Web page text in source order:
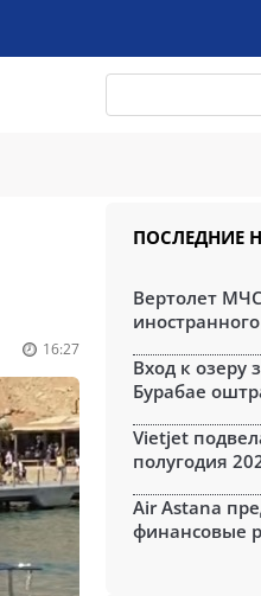
16:27
ПОСЛЕДНИЕ
Вертолет
Вход к озеру
Бурабае
Vietjet
полугодия
Air Astana
финансовые